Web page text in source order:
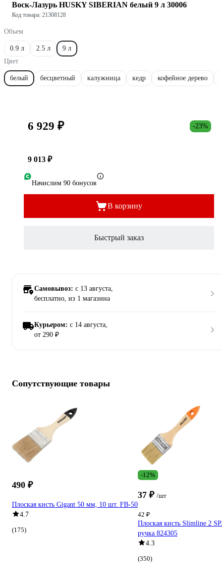
Воск-Лазурь HUSKY SIBERIAN белый 9 л 30006
Код товара: 21308128
Объем
0.9 л 2.5 л
9 л
Цвет
белый бесцветный калужница кедр кофейное дерево
6 929 ₽ -23%
9 013 ₽
Начислим 90 бонусов
В корзину
Быстрый заказ
Самовывоз: c 13 августа,
бесплатно, из 1 магазина
Курьером: c 14 августа,
от 290 ₽
Сопутствующие товары
490 ₽
Плоская кисть Gigant 50 мм, 10 шт. FB-50
4.7
(175)
-12%
37 ₽ /шт
42 ₽
Плоская кисть Slimline 2
ручка 824305
4.3
(350)